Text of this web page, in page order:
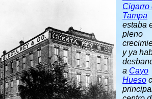
Cigarro
Tampa
estaba
pleno
y ya
a Cayo
Hueso